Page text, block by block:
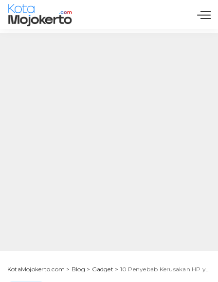
KotaMojokerto.com > Blog > Gadget > 10 Penyebab Kerusakan HP yang Jarang Diketahui Banyak Orang